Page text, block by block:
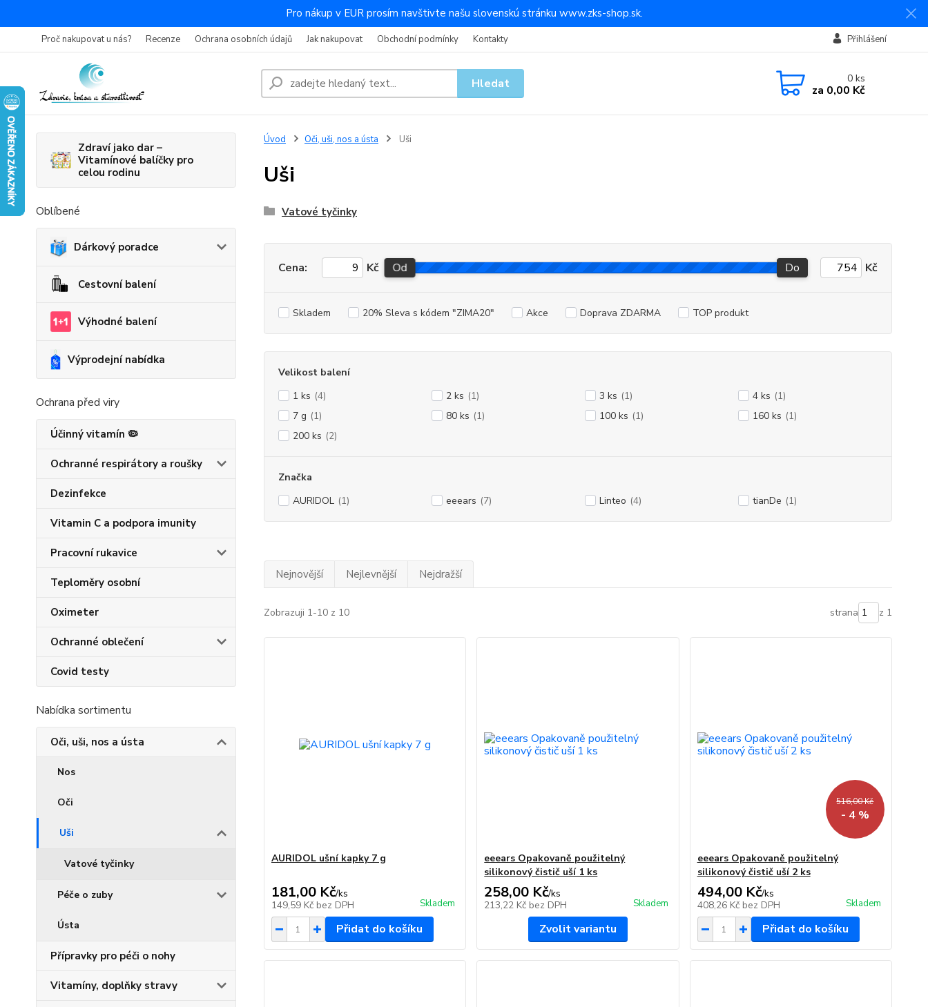
Pro nákup v EUR prosím navštivte našu slovenskú stránku www.zks-shop.sk.
Proč nakupovat u nás? Recenze Ochrana osobních údajů Jak nakupovat Obchodní podmínky Kontakty Přihlášení
Hledat 0ks
za 0,00 Kč
Zdraví jako dar –
Vitamínové balíčky pro
celou rodinu
Oblíbené
Dárkový poradce
Cestovní balení
Výhodné balení
Výprodejní nabídka
Ochrana před viry
Účinný vitamín 🦠
Ochranné respirátory a roušky
Dezinfekce
Vitamin C a podpora imunity
Pracovní rukavice
Teploměry osobní
Oximeter
Ochranné oblečení
Covid testy
Nabídka sortimentu
Oči, uši, nos a ústa
Nos
Oči
Uši
Vatové tyčinky
Péče o zuby
Ústa
Přípravky pro péči o nohy
Vitamíny, doplňky stravy
Úvod Oči, uši, nos a ústa Uši
Uši
Vatové tyčinky
Cena: Kč Od Do Kč
Skladem 20% Sleva s kódem "ZIMA20" Akce Doprava ZDARMA TOP produkt
Velikost balení
1 ks (4) 2 ks (1) 3 ks (1) 4 ks (1)
7 g (1) 80 ks (1) 100 ks (1) 160 ks (1)
200 ks (2)
Značka
AURIDOL (1) eeears (7) Linteo (4) tianDe (1)
Nejnovější Nejlevnější Nejdražší
Zobrazuji 1-10 z 10 strana z 1
AURIDOL ušní kapky 7 g
181,00 Kč/ks
149,59 Kč bez DPH Skladem
Přidat do košíku
eeears Opakovaně použitelný
silikonový čistič uší 1 ks
258,00 Kč/ks
213,22 Kč bez DPH Skladem
Zvolit variantu
516,00 Kč
- 4 %
eeears Opakovaně použitelný
silikonový čistič uší 2 ks
494,00 Kč/ks
408,26 Kč bez DPH Skladem
Přidat do košíku